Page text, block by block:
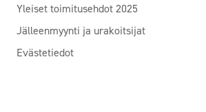
Yleiset toimitusehdot 2025
Jälleenmyynti ja urakoitsijat
Evästetiedot